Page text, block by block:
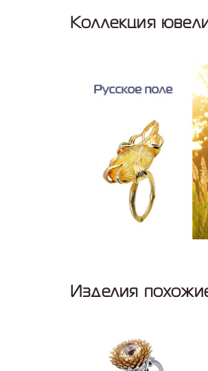
Коллекция
Изделия